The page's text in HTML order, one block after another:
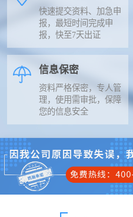
快速提交资料、加急申
报，最短时间完成申
报，快至7天出证
信息保密
资料严格保密，专人管
理，使用需审批，保障
您的信息安全